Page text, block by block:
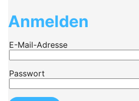
Anmelden